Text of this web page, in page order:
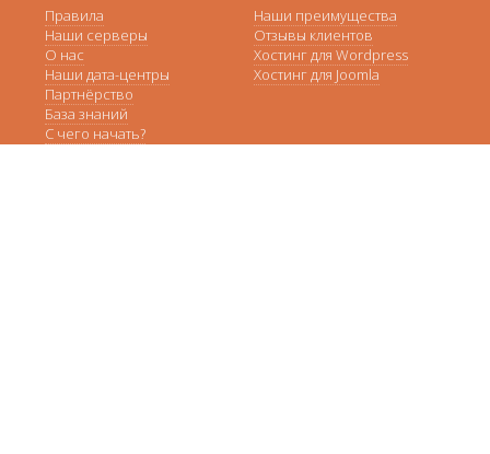
Правила
Наши серверы
О нас
Наши дата-центры
Партнёрство
База знаний
С чего начать?
Наши преимущества
Отзывы клиентов
Хостинг для Wordpress
Хостинг для Joomla